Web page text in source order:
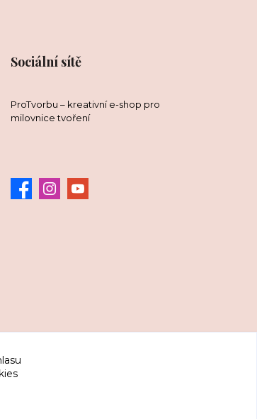
Sociální sítě
ProTvorbu – kreativní e-shop pro
milovnice tvoření